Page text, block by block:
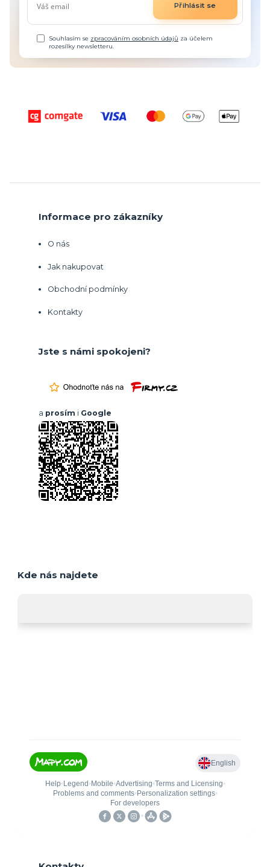
Přihlásit se
Souhlasím se zpracováním osobních údajů za účelem
rozesílky newsletteru.
Informace pro zákazníky
O nás
Jak nakupovat
Obchodní podmínky
Kontakty
Jste s námi spokojeni?
a prosím i Google
Kde nás najdete